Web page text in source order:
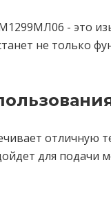
- это
не только
отличную
для подачи